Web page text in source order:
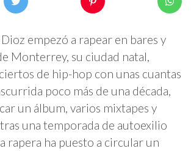
empezó a rapear en bares y
Monterrey, su ciudad natal,
de hip-hop con unas cuantas
poco más de una década,
un álbum, varios mixtapes y
tras una temporada de autoexilio
rapera ha puesto a circular un